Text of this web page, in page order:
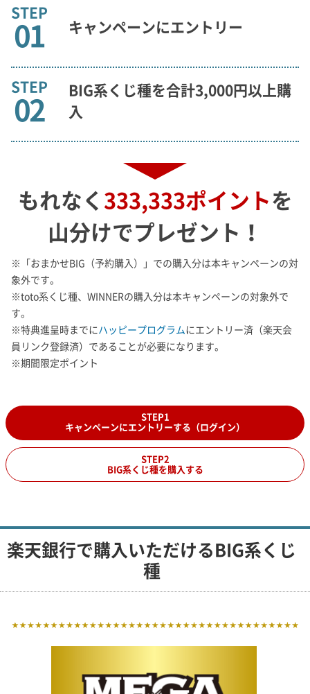
STEP
01 キャンペーンにエントリー
STEP
02
BIG系くじ種を合計3,000円以上購
入
もれなく333,333ポイントを
山分けでプレゼント！
※「おまかせBIG（予約購入）」での購入分は本キャンペーンの対
象外です。
※toto系くじ種、WINNERの購入分は本キャンペーンの対象外で
す。
※特典進呈時までに ハッピープログラムにエントリー済（楽天会
員リンク登録済）であることが必要になります。
※期間限定ポイント
STEP1
キャンペーンにエントリーする（ログイン）
STEP2
BIG系くじ種を購入する
楽天銀行で購入いただけるBIG系くじ
種